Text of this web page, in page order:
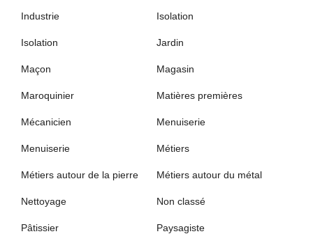
Industrie Isolation
Isolation Jardin
Maçon Magasin
Maroquinier Matières premières
Mécanicien Menuiserie
Menuiserie Métiers
Métiers autour de la pierre Métiers autour du métal
Nettoyage Non classé
Pâtissier Paysagiste